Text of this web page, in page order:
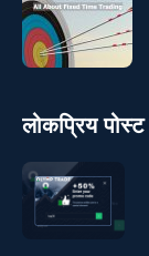
लोकप्रिय पोस्ट